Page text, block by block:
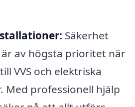
Säkerhet
av högsta prioritet när
VVS och elektriska
Med professionell hjälp